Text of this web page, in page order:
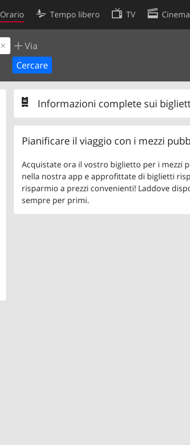
Orario Tempo libero TV Cinema
Via
Informazioni complete sui
Pianificare il viaggio con i mezzi
Acquistate ora il vostro biglietto per i mezzi
nella nostra app e approfittate di biglietti
risparmio a prezzi convenienti! Laddove
sempre per primi.
Politica sui cookie
Preferenze cookie